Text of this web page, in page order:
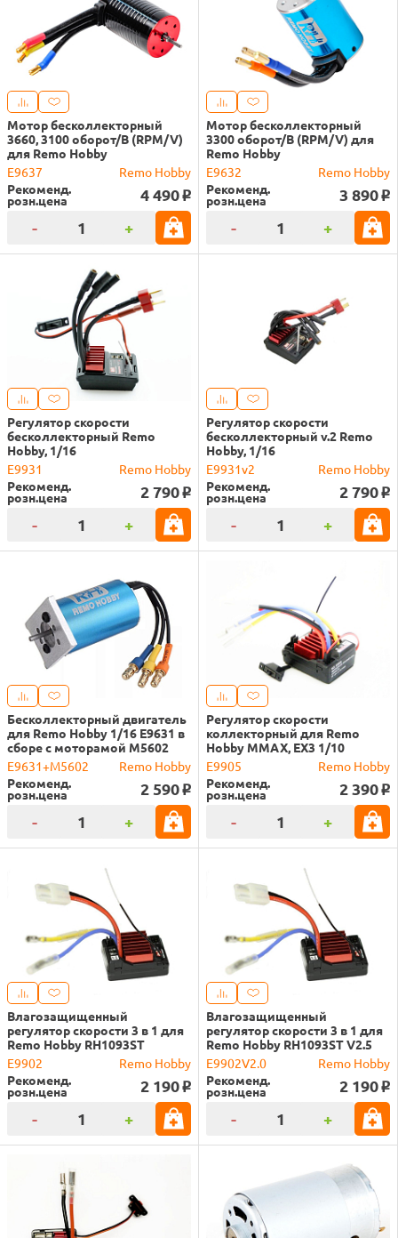
Мотор бесколлекторный
3660, 3100 оборот/В (RPM/V)
для Remo Hobby
E9637
Remo Hobby
Рекоменд.
розн.цена 4 490 o
- +
Мотор бесколлекторный
3300 оборот/В (RPM/V) для
Remo Hobby
E9632
Remo Hobby
Рекоменд.
розн.цена 3 890 o
- +
Регулятор скорости
бесколлекторный Remo
Hobby, 1/16
E9931
Remo Hobby
Рекоменд.
розн.цена 2 790 o
- +
Регулятор скорости
бесколлекторный v.2 Remo
Hobby, 1/16
E9931v2
Remo Hobby
Рекоменд.
розн.цена 2 790 o
- +
Бесколлекторный двигатель
для Remo Hobby 1/16 E9631 в
сборе с моторамой M5602
E9631+M5602
Remo Hobby
Рекоменд.
розн.цена 2 590 o
- +
Регулятор скорости
коллекторный для Remo
Hobby MMAX, EX3 1/10
E9905
Remo Hobby
Рекоменд.
розн.цена 2 390 o
- +
Влагозащищенный
регулятор скорости 3 в 1 для
Remo Hobby RH1093ST
E9902
Remo Hobby
Рекоменд.
розн.цена 2 190 o
- +
Влагозащищенный
регулятор скорости 3 в 1 для
Remo Hobby RH1093ST V2.5
E9902V2.0
Remo Hobby
Рекоменд.
розн.цена 2 190 o
- +